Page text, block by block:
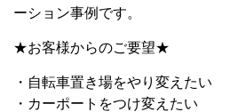
ーション事例です。
★お客様からのご要望★
・自転車置き場をやり変えたい
・カーポートをつけ変えたい